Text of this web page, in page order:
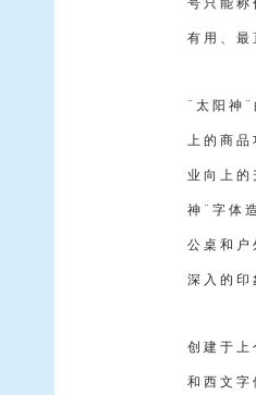
有用、最
“太阳神
上的商
业向上
神”字体
公桌和
深入的印
创建于
和西文字